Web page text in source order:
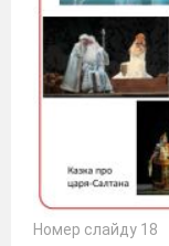
Номер слайду 18